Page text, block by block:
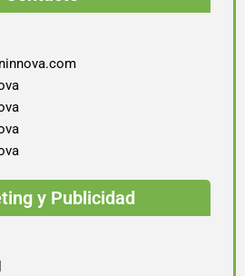
y Publicidad